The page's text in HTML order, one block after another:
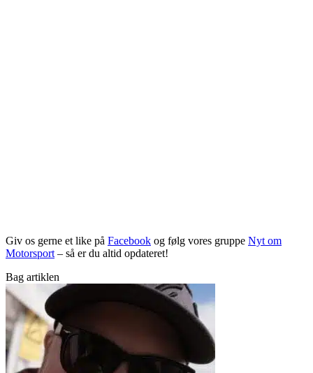
Giv os gerne et like på Facebook og følg vores gruppe Nyt om
Motorsport – så er du altid opdateret!
Bag artiklen